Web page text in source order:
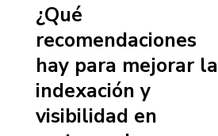
¿Qué
recomendaciones
hay para mejorar la
indexación y
visibilidad en